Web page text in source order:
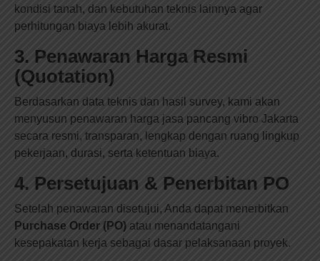
kondisi tanah, dan kebutuhan teknis lainnya agar
perhitungan biaya lebih akurat.
3. Penawaran Harga Resmi
(Quotation)
Berdasarkan data teknis dan hasil survey, kami akan
menyusun penawaran harga jasa pancang vibro Jakarta
secara resmi, transparan, lengkap dengan ruang lingkup
pekerjaan, durasi, serta ketentuan biaya.
4. Persetujuan & Penerbitan PO
Setelah penawaran disetujui, Anda dapat menerbitkan
Purchase Order (PO) atau menandatangani
kesepakatan kerja sebagai dasar pelaksanaan proyek.